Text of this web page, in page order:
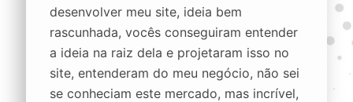
desenvolver meu site, ideia bem
rascunhada, vocês conseguiram entender
a ideia na raiz dela e projetaram isso no
site, entenderam do meu negócio, não sei
se conheciam este mercado, mas incrível,